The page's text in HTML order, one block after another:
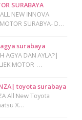
SURABAYA
NEW INNOVA
SURABYA- D…
surabaya
AGYA DAN AYLA?|
MOTOR …
toyota surabaya
All New Toyota
X…